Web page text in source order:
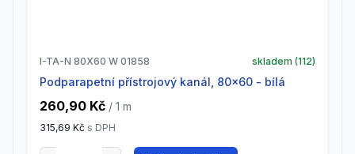
I-TA-N 80X60 W 01858 skladem (112)
Podparapetní přístrojový kanál, 80x60 - bílá
260,90 Kč / 1 m
315,69 Kč s DPH